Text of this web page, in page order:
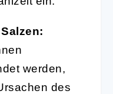
werden,
des